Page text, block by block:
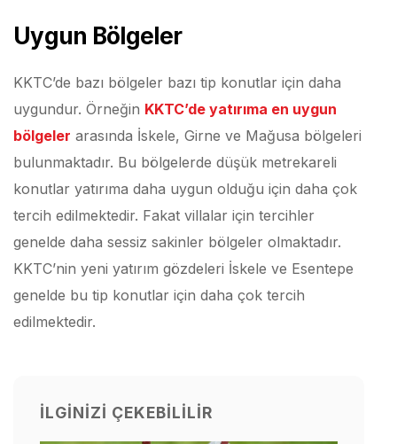
Uygun Bölgeler
KKTC’de bazı bölgeler bazı tip konutlar için daha
uygundur. Örneğin KKTC’de yatırıma en uygun
bölgeler arasında İskele, Girne ve Mağusa bölgeleri
bulunmaktadır. Bu bölgelerde düşük metrekareli
konutlar yatırıma daha uygun olduğu için daha çok
tercih edilmektedir. Fakat villalar için tercihler
genelde daha sessiz sakinler bölgeler olmaktadır.
KKTC’nin yeni yatırım gözdeleri İskele ve Esentepe
genelde bu tip konutlar için daha çok tercih
edilmektedir.
İLGINIZI ÇEKEBILILIR